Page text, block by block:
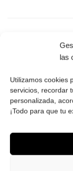
las
Utilizamos cookies
servicios, recordar
personalizada,
¡Todo para que tu
Tú eliges cómo